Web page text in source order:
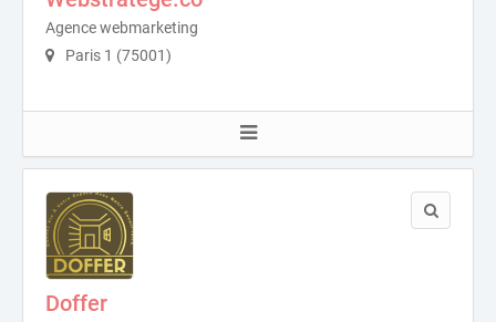
Agence webmarketing
Paris 1 (75001)
Doffer